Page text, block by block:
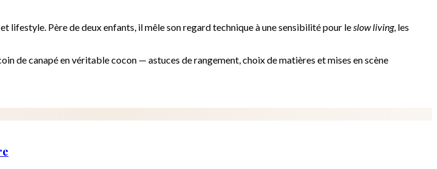
Père de deux enfants, il mêle son regard technique à une sensibilité pour leslow living, les
de canapé en véritable cocon — astuces de rangement, choix de matières et mises en scène